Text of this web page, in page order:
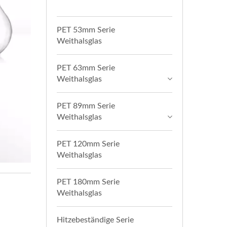
PET 53mm Serie
Weithalsglas
PET 63mm Serie
Weithalsglas
PET 89mm Serie
Weithalsglas
PET 120mm Serie
Weithalsglas
PET 180mm Serie
Weithalsglas
Hitzebeständige Serie